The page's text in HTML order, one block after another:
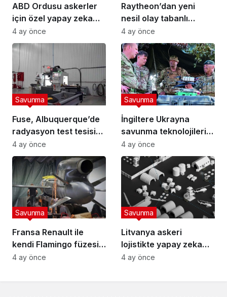
ABD Ordusu askerler
için özel yapay zeka
robotu “VictorBot”u
tanıttı
4 ay önce
Raytheon’dan yeni
nesil olay tabanlı
kızılötesi kamera
4 ay önce
Fuse, Albuquerque’de
radyasyon test tesisi
kuruyor
Savunma
4 ay önce
İngiltere Ukrayna
savunma teknolojilerini
entegre edecek
Savunma
4 ay önce
Fransa Renault ile
kendi Flamingo füzesini
geliştirecek
Savunma
4 ay önce
Litvanya askeri
lojistikte yapay zeka
dönemini başlatıyor
Savunma
4 ay önce